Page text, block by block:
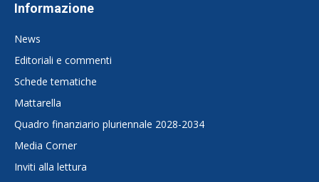
Informazione
News
Editoriali e commenti
Schede tematiche
Mattarella
Quadro finanziario pluriennale 2028-2034
Media Corner
Inviti alla lettura